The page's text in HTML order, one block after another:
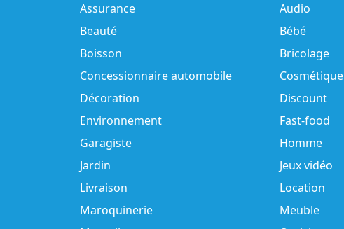
Assurance
Audio
Beauté
Bébé
Boisson
Bricolage
Concessionnaire automobile
Cosmétique
Décoration
Discount
Environnement
Fast-food
Garagiste
Homme
Jardin
Jeux vidéo
Livraison
Location
Maroquinerie
Meuble